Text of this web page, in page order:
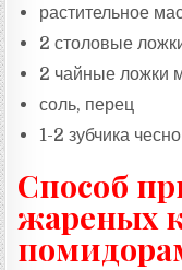
растительное
2 столовые
2 чайные ложки
соль, перец
1-2 зубчика
Способ
жареных